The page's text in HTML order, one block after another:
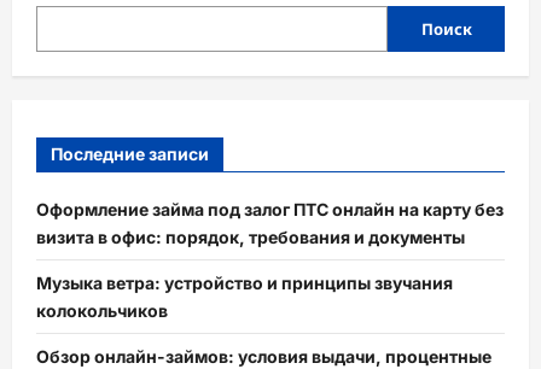
Поиск
Последние записи
Оформление займа под залог ПТС онлайн на карту без
визита в офис: порядок, требования и документы
Музыка ветра: устройство и принципы звучания
колокольчиков
Обзор онлайн-займов: условия выдачи, процентные